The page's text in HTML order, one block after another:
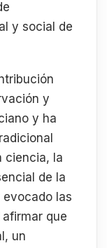
y social de
y
y ha
ciencia, la
de la
evocado las
que
un